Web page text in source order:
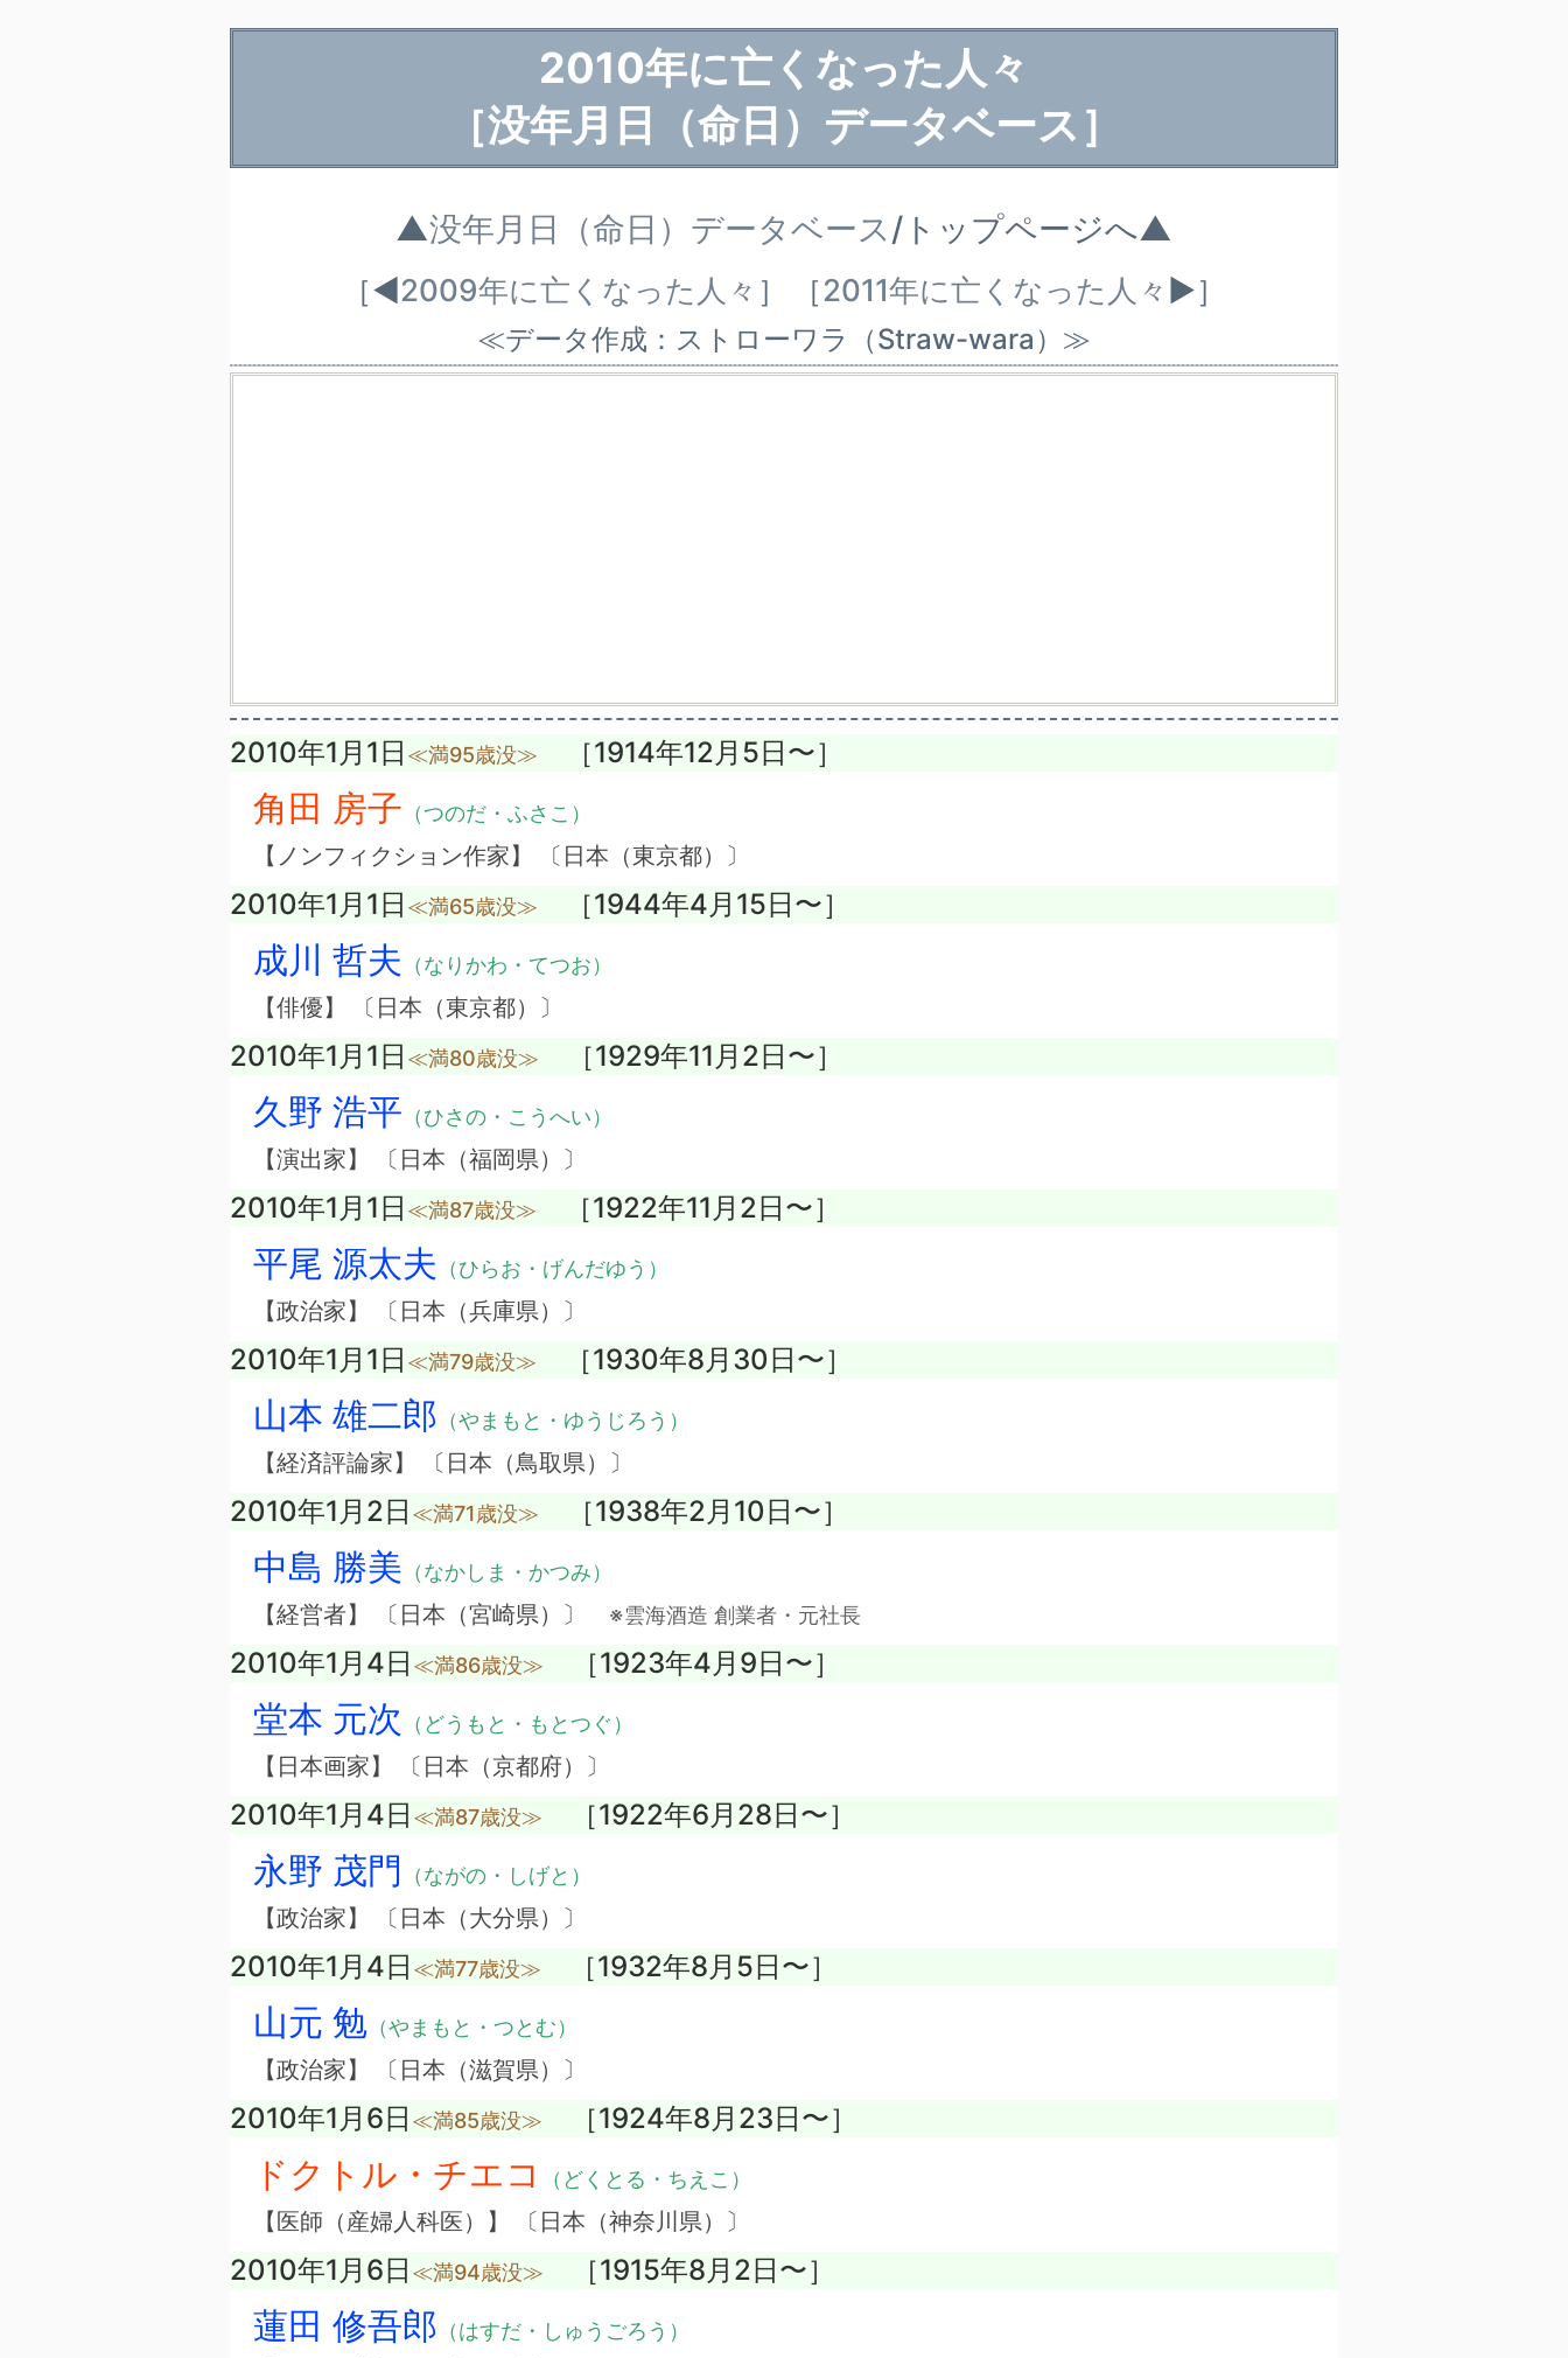
2010年に亡くなった人々
［没年月日（命日）データベース］
▲没年月日（命日）データベース/トップページへ▲
［◀2009年に亡くなった人々 ］ ［2011年に亡くなった人々 ▶］
≪データ作成：ストローワラ（Straw-wara）≫
2010年1月1日 ≪満95歳没≫ ［1914年12月5日〜］
角田 房子 （つのだ・ふさこ）
【ノンフィクション作家】 〔日本（東京都）〕
2010年1月1日 ≪満65歳没≫ ［1944年4月15日〜］
成川 哲夫 （なりかわ・てつお）
【俳優】 〔日本（東京都）〕
2010年1月1日 ≪満80歳没≫ ［1929年11月2日〜］
久野 浩平 （ひさの・こうへい）
【演出家】 〔日本（福岡県）〕
2010年1月1日 ≪満87歳没≫ ［1922年11月2日〜］
平尾 源太夫 （ひらお・げんだゆう）
【政治家】 〔日本（兵庫県）〕
2010年1月1日 ≪満79歳没≫ ［1930年8月30日〜］
山本 雄二郎 （やまもと・ゆうじろう）
【経済評論家】 〔日本（鳥取県）〕
2010年1月2日 ≪満71歳没≫ ［1938年2月10日〜］
中島 勝美 （なかしま・かつみ）
【経営者】 〔日本（宮崎県）〕 ※雲海酒造 創業者・元社長
2010年1月4日 ≪満86歳没≫ ［1923年4月9日〜］
堂本 元次 （どうもと・もとつぐ）
【日本画家】 〔日本（京都府）〕
2010年1月4日 ≪満87歳没≫ ［1922年6月28日〜］
永野 茂門 （ながの・しげと）
【政治家】 〔日本（大分県）〕
2010年1月4日 ≪満77歳没≫ ［1932年8月5日〜］
山元 勉 （やまもと・つとむ）
【政治家】 〔日本（滋賀県）〕
2010年1月6日 ≪満85歳没≫ ［1924年8月23日〜］
ドクトル・チエコ （どくとる・ちえこ）
【医師（産婦人科医）】 〔日本（神奈川県）〕
2010年1月6日 ≪満94歳没≫ ［1915年8月2日〜］
蓮田 修吾郎 （はすだ・しゅうごろう）